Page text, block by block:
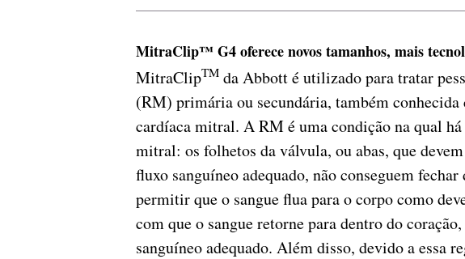
MitraClip™ G4 oferece novos tamanhos, mais
MitraClipTM da Abbott é utilizado para tratar
(RM) primária ou secundária, também
cardíaca mitral. A RM é uma condição na qual
mitral: os folhetos da válvula, ou abas, que
fluxo sanguíneo adequado, não conseguem
permitir que o sangue flua para o corpo como
com que o sangue retorne para dentro do
sanguíneo adequado. Além disso, devido a essa